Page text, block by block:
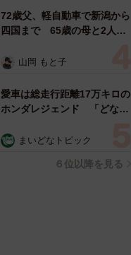
72歳父、軽自動車で新潟から
四国まで 65歳の母と2人で
憩まで分刻み… 「大学生で
山岡 もと子
愛車は総走行距離17万キロの
ホンダレジェンド 「どなた
所漫才師が譲渡の意向
まいどなトピック
６位以降を見る